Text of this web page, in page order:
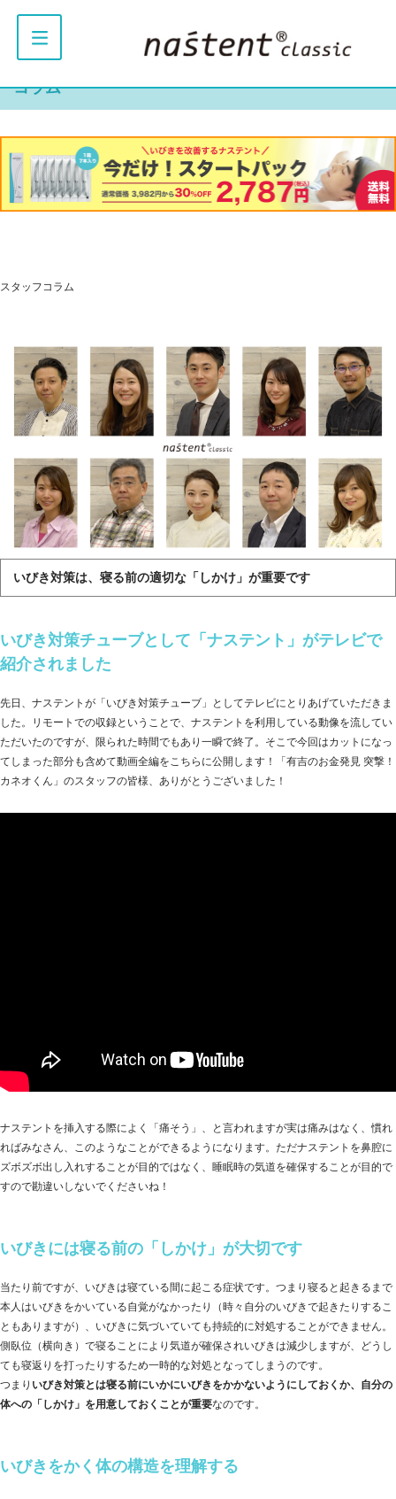
コラム
スタッフコラム
いびき対策は、寝る前の適切な「しかけ」が重要です
いびき対策チューブとして「ナステント」がテレビで
紹介されました
先日、ナステントが「いびき対策チューブ」としてテレビにとりあげていただきま
した。リモートでの収録ということで、ナステントを利用している動像を流してい
ただいたのですが、限られた時間でもあり一瞬で終了。そこで今回はカットになっ
てしまった部分も含めて動画全編をこちらに公開します！「有吉のお金発見 突撃！
カネオくん」のスタッフの皆様、ありがとうございました！
ナステントを挿入する際によく「痛そう」、と言われますが実は痛みはなく、慣れ
ればみなさん、このようなことができるようになります。ただナステントを鼻腔に
ズボズボ出し入れすることが目的ではなく、睡眠時の気道を確保することが目的で
すので勘違いしないでくださいね！
いびきには寝る前の「しかけ」が大切です
当たり前ですが、いびきは寝ている間に起こる症状です。つまり寝ると起きるまで
本人はいびきをかいている自覚がなかったり（時々自分のいびきで起きたりするこ
ともありますが）、いびきに気づいていても持続的に対処することができません。
側臥位（横向き）で寝ることにより気道が確保されいびきは減少しますが、どうし
ても寝返りを打ったりするため一時的な対処となってしまうのです。
つまり いびき対策とは寝る前にいかにいびきをかかないようにしておくか、自分の
体への「しかけ」を用意しておくことが重要なのです。
いびきをかく体の構造を理解する